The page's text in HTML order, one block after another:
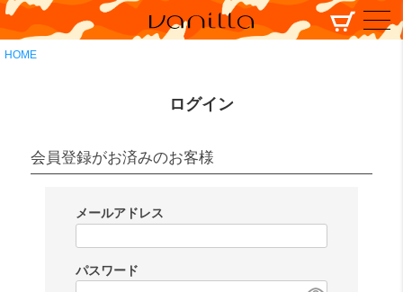
HOME
ログイン
会員登録がお済みのお客様
メールアドレス
須
パスワード